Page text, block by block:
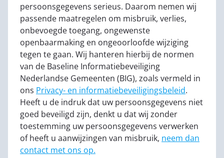
persoonsgegevens serieus. Daarom nemen wij
passende maatregelen om misbruik, verlies,
onbevoegde toegang, ongewenste
openbaarmaking en ongeoorloofde wijziging
tegen te gaan. Wij hanteren hierbij de normen
van de Baseline Informatiebeveiliging
Nederlandse Gemeenten (BIG), zoals vermeld in
ons Privacy- en informatiebeveiligingsbeleid.
Heeft u de indruk dat uw persoonsgegevens niet
goed beveiligd zijn, denkt u dat wij zonder
toestemming uw persoonsgegevens verwerken
of heeft u aanwijzingen van misbruik, neem dan
contact met ons op.